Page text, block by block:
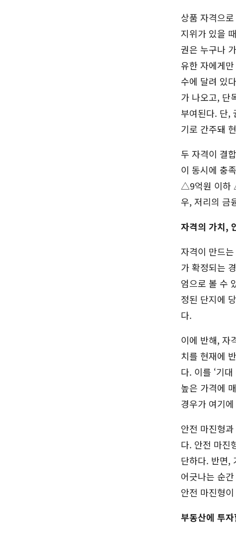
상품 자격으
지위가 있을
권은 누구나
유한 자에게
수에 달려 있
가 나오고, 단
부여된다. 단,
기로 간주돼
두 자격이 결
이 동시에 충
△9억원 이하
우, 저리의 금
자격의 가치,
자격이 만드
가 확정되는
엄으로 볼 수
정된 단지에
다.
이에 반해, 자
치를 현재에
다. 이를 ‘기
높은 가격에
경우가 여기
안전 마진형
다. 안전 마진
단하다. 반면,
어긋나는 순
안전 마진형
부동산에 투